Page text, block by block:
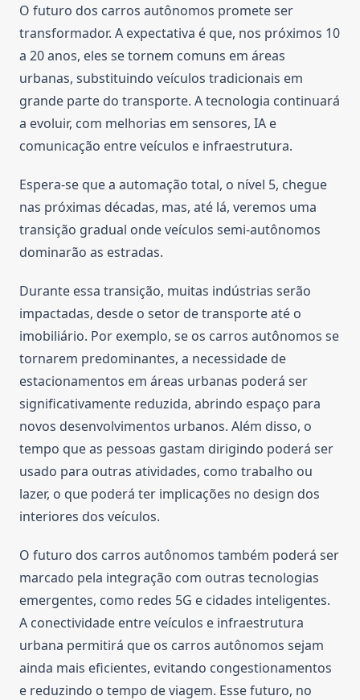
O futuro dos carros autônomos promete ser
transformador. A expectativa é que, nos próximos 10
a 20 anos, eles se tornem comuns em áreas
urbanas, substituindo veículos tradicionais em
grande parte do transporte. A tecnologia continuará
a evoluir, com melhorias em sensores, IA e
comunicação entre veículos e infraestrutura.
Espera-se que a automação total, o nível 5, chegue
nas próximas décadas, mas, até lá, veremos uma
transição gradual onde veículos semi-autônomos
dominarão as estradas.
Durante essa transição, muitas indústrias serão
impactadas, desde o setor de transporte até o
imobiliário. Por exemplo, se os carros autônomos se
tornarem predominantes, a necessidade de
estacionamentos em áreas urbanas poderá ser
significativamente reduzida, abrindo espaço para
novos desenvolvimentos urbanos. Além disso, o
tempo que as pessoas gastam dirigindo poderá ser
usado para outras atividades, como trabalho ou
lazer, o que poderá ter implicações no design dos
interiores dos veículos.
O futuro dos carros autônomos também poderá ser
marcado pela integração com outras tecnologias
emergentes, como redes 5G e cidades inteligentes.
A conectividade entre veículos e infraestrutura
urbana permitirá que os carros autônomos sejam
ainda mais eficientes, evitando congestionamentos
e reduzindo o tempo de viagem. Esse futuro, no